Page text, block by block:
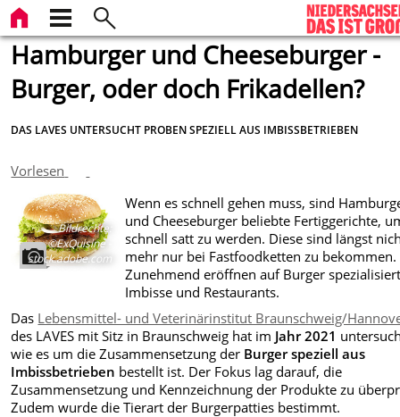
Hamburger und Cheeseburger -
Burger, oder doch Frikadellen?
DAS LAVES UNTERSUCHT PROBEN SPEZIELL AUS IMBISSBETRIEBEN
Vorlesen
Bildrechte:
©ExQuisine -
stock.adobe.com
Wenn es schnell gehen muss, sind
und Cheeseburger beliebte Fertiggerichte,
schnell satt zu werden. Diese sind längst
mehr nur bei Fastfoodketten zu bekommen.
Zunehmend eröffnen auf Burger
Imbisse und Restaurants.
Das Lebensmittel- und Veterinärinstitut Braunschweig/
des LAVES mit Sitz in Braunschweig hat im Jahr 2021
wie es um die Zusammensetzung der Burger speziell aus
Imbissbetrieben bestellt ist. Der Fokus lag darauf, die
Zusammensetzung und Kennzeichnung der Produkte zu
Zudem wurde die Tierart der Burgerpatties bestimmt.